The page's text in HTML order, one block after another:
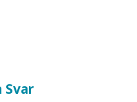
haft en
Svar